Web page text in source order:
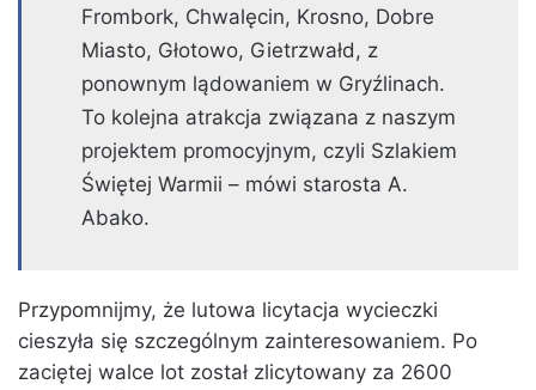
Frombork, Chwalęcin, Krosno, Dobre
Miasto, Głotowo, Gietrzwałd, z
ponownym lądowaniem w Gryźlinach.
To kolejna atrakcja związana z naszym
projektem promocyjnym, czyli Szlakiem
Świętej Warmii – mówi starosta A.
Abako.
Przypomnijmy, że lutowa licytacja wycieczki
cieszyła się szczególnym zainteresowaniem. Po
zaciętej walce lot został zlicytowany za 2600